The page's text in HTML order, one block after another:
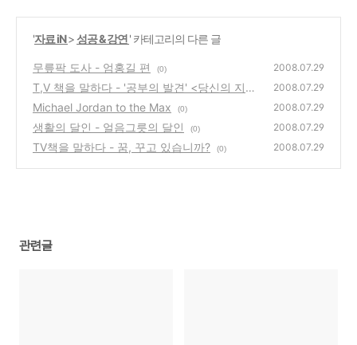
'자료 iN>성공 & 강연' 카테고리의 다른 글
무릎팍 도사 - 엄홍길 편 (0) 2008.07.29
T,V 책을 말하다 - '공부의 발견' <당신의 지식
을 경영하라-정약용의 치학전략>
2008.07.29
Michael Jordan to the Max (0) 2008.07.29
생활의 달인 - 얼음그릇의 달인 (0) 2008.07.29
TV책을 말하다 - 꿈, 꾸고 있습니까? (0) 2008.07.29
관련글